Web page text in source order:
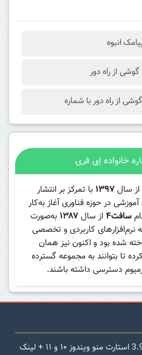
انبوه
گوشی از راه دور
از راه دور با شماره
خانواده اِی فری
از سال۱۳۹۷ با تمرکز بر انتشار
در حوزه فناوری آغاز به‌کار
سافت۴ از سال۱۳۸۷ به‌صورت
نرم‌افزارهای کاربردی و تخصصی
شده بود و اکنون نیز همان
تا بتوانند به مجموعه گسترده
دسترسی داشته باشند.
دانلود StartAllBack نسخه 3.9.22 استارت منو ویندوز ۱۰ و ۱۱ + لینک